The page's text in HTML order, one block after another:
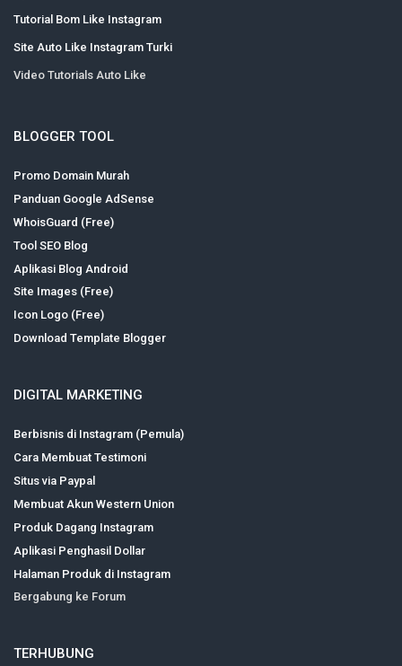
Tutorial Bom Like Instagram
Site Auto Like Instagram Turki
Video Tutorials Auto Like
BLOGGER TOOL
Promo Domain Murah
Panduan Google AdSense
WhoisGuard (Free)
Tool SEO Blog
Aplikasi Blog Android
Site Images (Free)
Icon Logo (Free)
Download Template Blogger
DIGITAL MARKETING
Berbisnis di Instagram (Pemula)
Cara Membuat Testimoni
Situs via Paypal
Membuat Akun Western Union
Produk Dagang Instagram
Aplikasi Penghasil Dollar
Halaman Produk di Instagram
Bergabung ke Forum
TERHUBUNG